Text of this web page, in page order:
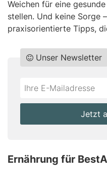
Weichen für eine
stellen. Und keine Sorge
praxisorientierte Tipps,
Do
fill
Unser Newsletter
*Ihre
Mailadresse:
Jetzt
Ernährung für